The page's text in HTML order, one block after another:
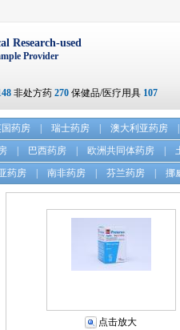
Research-used
Provider
非处方药 270 保健品/医疗用具 107
药房 瑞士药房 澳大利亚药房
巴西药房 欧洲共同体药房
药房 南非药房 芬兰药房 挪
点击放大